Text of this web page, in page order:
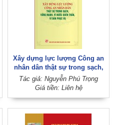
Xây dựng lực lượng Công an
nhân dân thật sự trong sạch,
vững mạnh, vì nước quên
thân, vì dân phục vụ
Tác giả: Nguyễn Phú Trọng
Giá tiền: Liên hệ